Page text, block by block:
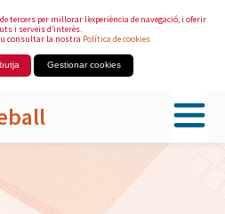
tercers per millorar l’experiència de navegació, i oferir
i serveis d’interès.
consultar la nostra Política de cookies
Gestionar cookies